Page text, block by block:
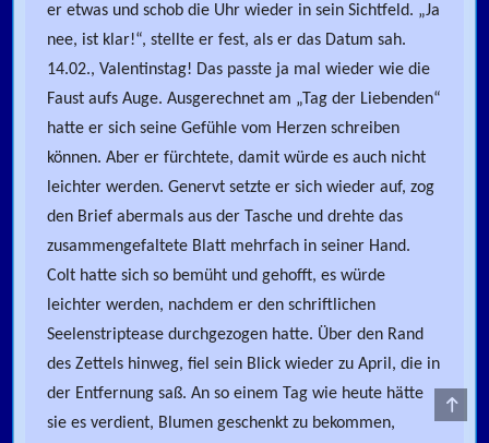
er etwas und schob die Uhr wieder in sein Sichtfeld. „Ja
nee, ist klar!“, stellte er fest, als er das Datum sah.
14.02., Valentinstag! Das passte ja mal wieder wie die
Faust aufs Auge. Ausgerechnet am „Tag der Liebenden“
hatte er sich seine Gefühle vom Herzen schreiben
können. Aber er fürchtete, damit würde es auch nicht
leichter werden. Genervt setzte er sich wieder auf, zog
den Brief abermals aus der Tasche und drehte das
zusammengefaltete Blatt mehrfach in seiner Hand.
Colt hatte sich so bemüht und gehofft, es würde
leichter werden, nachdem er den schriftlichen
Seelenstriptease durchgezogen hatte. Über den Rand
des Zettels hinweg, fiel sein Blick wieder zu April, die in
der Entfernung saß. An so einem Tag wie heute hätte
sie es verdient, Blumen geschenkt zu bekommen,
Scroll